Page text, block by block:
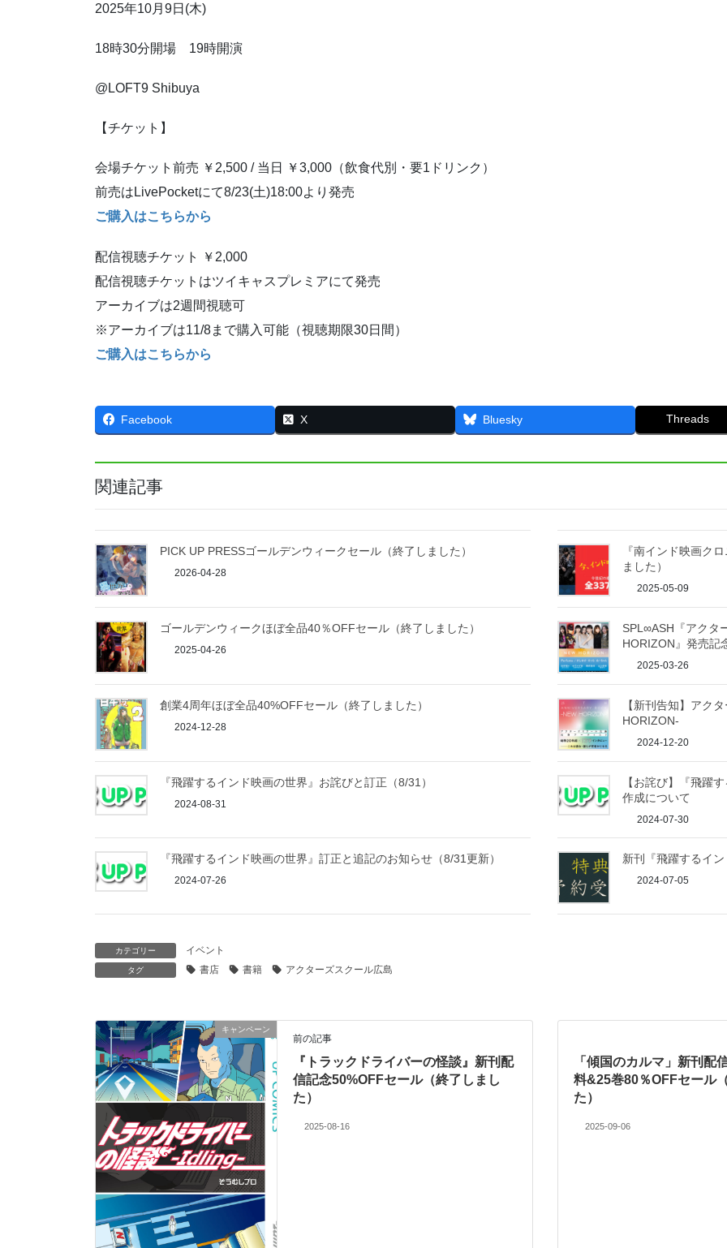
2025年10月9日(木)
18時30分開場 19時開演
@LOFT9 Shibuya
【チケット】
会場チケット前売 ￥2,500 / 当日 ￥3,000（飲食代別・要1ドリンク）
前売はLivePocketにて8/23(土)18:00より発売
ご購入はこちらから
配信視聴チケット ￥2,000
配信視聴チケットはツイキャスプレミアにて発売
アーカイブは2週間視聴可
※アーカイブは11/8まで購入可能（視聴期限30日間）
ご購入はこちらから
Facebook X Bluesky Threads
関連記事
PICK UP PRESSゴールデンウィークセール（終了しました）
2026-04-28
『南インド映画ク
ました）
2025-05-09
ゴールデンウィークほぼ全品40％OFFセール（終了しました）
2025-04-26
SPL∞ASH『アクタ
HORIZON』発売記
2025-03-26
創業4周年ほぼ全品40%OFFセール（終了しました）
2024-12-28
【新刊告知】アク
HORIZON-
2024-12-20
『飛躍するインド映画の世界』お詫びと訂正（8/31）
2024-08-31
【お詫び】『飛躍
作成について
2024-07-30
『飛躍するインド映画の世界』訂正と追記のお知らせ（8/31更新）
2024-07-26
新刊『飛躍するイ
2024-07-05
カテゴリー イベント
タグ 書店 書籍 アクターズスクール広島
キャンペーン
前の記事
『トラックドライバーの怪談』新刊配
信記念50%OFFセール（終了しまし
た）
2025-08-16
「傾国のカルマ」新刊配
料&25巻80％OFFセール
た）
2025-09-06